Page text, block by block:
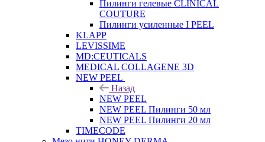
Пилинги гелевые CLINICAL
COUTURE
Пилинги усиленные I PEEL
KLAPP
LEVISSIME
MD:CEUTICALS
MEDICAL COLLAGENE 3D
NEW PEEL
Назад
NEW PEEL
NEW PEEL Пилинги 50 мл
NEW PEEL Пилинги 20 мл
TIMECODE